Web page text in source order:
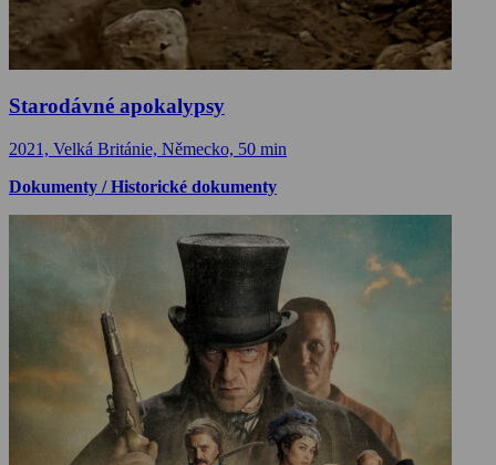
Starodávné apokalypsy
2021, Velká Británie, Německo, 50 min
Dokumenty / Historické dokumenty